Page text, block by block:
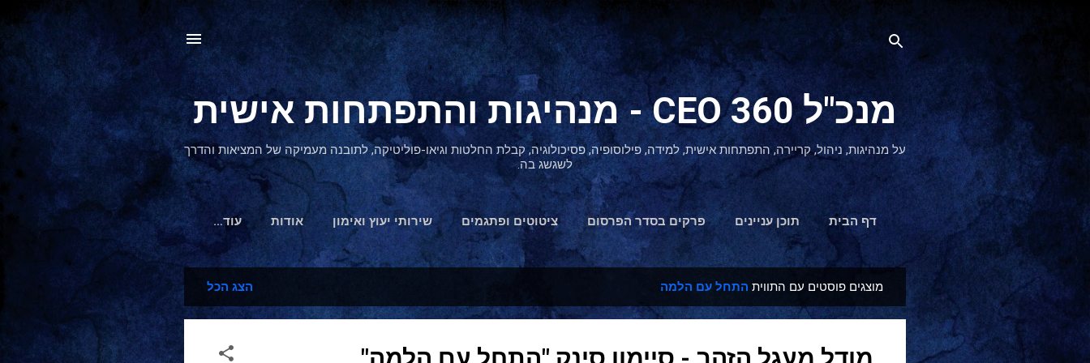
דילוג לתוכן הראשי
מנכ"ל 360 CEO - מנהיגות והתפתחות אישית
על מנהיגות, ניהול, קריירה, התפתחות אישית, למידה, פילוסופיה, פסיכולוגיה, קבלת החלטות וגיאו-פוליטיקה, לתובנה מעמיקה של המציאות והדרך
לשגשג בה.
דף הבית תוכן עניינים פרקים בסדר הפרסום ציטוטים ופתגמים שירותי יעוץ ואימון אודות ‏עוד…
הצהרת נגישות
ש
מוצגים פוסטים עם התווית התחל עם הלמה הצג הכל